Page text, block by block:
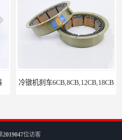
冷镦机刹车6CB,8CB,12CB,18CB
2019047位访客